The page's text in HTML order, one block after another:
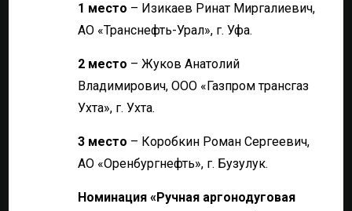
1 место – Изикаев Ринат Миргалиевич,
АО «Транснефть-Урал», г. Уфа.
2 место – Жуков Анатолий
Владимирович, ООО «Газпром трансгаз
Ухта», г. Ухта.
3 место – Коробкин Роман Сергеевич,
АО «Оренбургнефть», г. Бузулук.
Номинация «Ручная аргонодуговая